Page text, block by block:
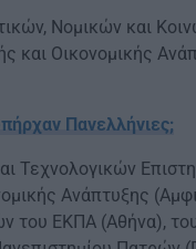
Νομικών και
και Οικονομικής
Πανελλήνιες;
Τεχνολογικών
Ανάπτυξης
του ΕΚΠΑ (Αθήνα),